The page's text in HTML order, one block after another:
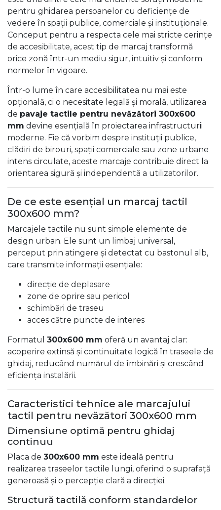
pentru ghidarea persoanelor cu deficiențe de
vedere în spații publice, comerciale și instituționale.
Conceput pentru a respecta cele mai stricte cerințe
de accesibilitate, acest tip de marcaj transformă
orice zonă într-un mediu sigur, intuitiv și conform
normelor în vigoare.
Într-o lume în care accesibilitatea nu mai este
opțională, ci o necesitate legală și morală, utilizarea
de pavaje tactile pentru nevăzători 300x600
mm devine esențială în proiectarea infrastructurii
moderne. Fie că vorbim despre instituții publice,
clădiri de birouri, spații comerciale sau zone urbane
intens circulate, aceste marcaje contribuie direct la
orientarea sigură și independentă a utilizatorilor.
De ce este esențial un marcaj tactil
300x600 mm?
Marcajele tactile nu sunt simple elemente de
design urban. Ele sunt un limbaj universal,
perceput prin atingere și detectat cu bastonul alb,
care transmite informații esențiale:
direcție de deplasare
zone de oprire sau pericol
schimbări de traseu
acces către puncte de interes
Formatul 300x600 mm oferă un avantaj clar:
acoperire extinsă și continuitate logică în traseele de
ghidaj, reducând numărul de îmbinări și crescând
eficiența instalării.
Caracteristici tehnice ale marcajului
tactil pentru nevăzători 300x600 mm
Dimensiune optimă pentru ghidaj
continuu
Placa de 300x600 mm este ideală pentru
realizarea traseelor tactile lungi, oferind o suprafață
generoasă și o percepție clară a direcției.
Structură tactilă conform standardelor